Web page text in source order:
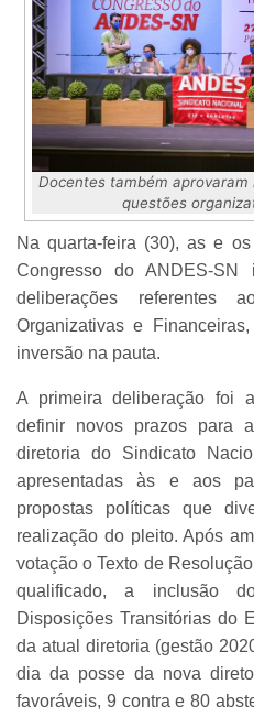
Docentes também
questões
Na quarta-feira (30), as e
Congresso do ANDES-
deliberações
Organizativas e
inversão na pauta.
A primeira deliberação foi
definir novos prazos para
diretoria do Sindicato
apresentadas às e aos
propostas políticas que
realização do pleito. Após
votação o Texto de
qualificado, a inclusão
Disposições Transitórias do
da atual diretoria (gestão
dia da posse da nova
favoráveis, 9 contra e 80